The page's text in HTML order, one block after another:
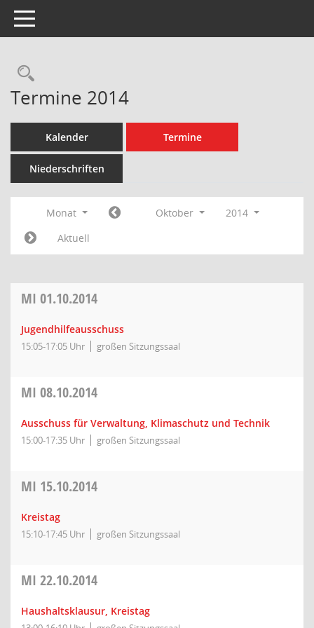
Toggle navigation
Rechercheauswahl
Termine 2014
Kalender Termine
Niederschriften
Monat Oktober
2014
Aktuell
MI 01.10.2014
Jugendhilfeausschuss
15:05-17:05 Uhr großen Sitzungssaal
MI 08.10.2014
Ausschuss für Verwaltung, Klimaschutz und Technik
15:00-17:35 Uhr großen Sitzungssaal
MI 15.10.2014
Kreistag
15:10-17:45 Uhr großen Sitzungssaal
MI 22.10.2014
Haushaltsklausur, Kreistag